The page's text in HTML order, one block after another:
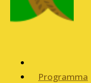
Programma